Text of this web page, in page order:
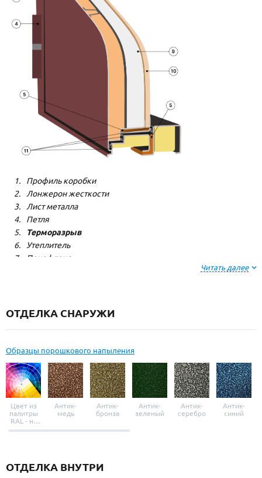
Профиль коробки
Лонжерон жесткости
Лист металла
Петля
Терморазрыв
Утеплитель
Пенофлекс
Резиновый уплотнитель
Читать далее
ОТДЕЛКА СНАРУЖИ
Образцы порошкового напыления
Цвет из
палитры
RAL - на
выбор
Антик-
медь
Антик-
бронза
Антик-
зеленый
Антик-
серебро
Антик-
синий
ОТДЕЛКА ВНУТРИ